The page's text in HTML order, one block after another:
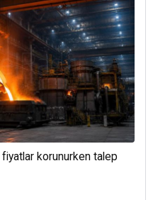
korunurken talep